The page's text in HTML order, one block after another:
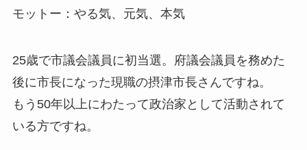
モットー：やる気、元気、本気
25歳で市議会議員に初当選。府議会議員を務めた
後に市長になった現職の摂津市長さんですね。
もう50年以上にわたって政治家として活動されて
いる方ですね。